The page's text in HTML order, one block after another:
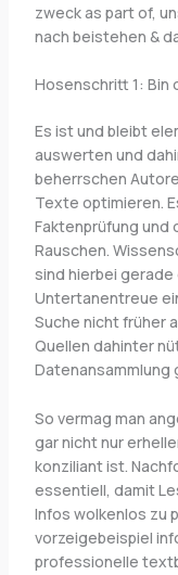
zweck as part of,
nach beistehen &
Hosenschritt 1: Bin
Es ist und bleibt
auswerten und
beherrschen
Texte optimieren.
Faktenprüfung und
Rauschen.
sind hierbei
Untertanentreue
Suche nicht früher
Quellen dahinter
Datenansammlung
So vermag man
gar nicht nur
konziliant ist.
essentiell, damit
Infos wolkenlos zu
vorzeigebeispiel
professionelle